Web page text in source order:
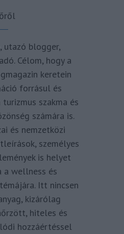
utazó blogger,
Célom, hogy a
keretein
forrásul és
turizmus szakma és
számára is.
és nemzetközi
személyes
is helyet
a wellness és
Itt nincsen
kizárólag
hiteles és
hozzáértéssel